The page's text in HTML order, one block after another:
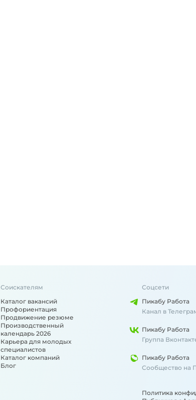
Соискателям
Каталог вакансий
Профориентация
Продвижение резюме
Производственный
календарь 2026
Карьера для молодых
специалистов
Каталог компаний
Блог
Соцсети
Пикабу Работа
Канал в
Пикабу Работа
Группа
Пикабу Работа
Сообщество на
Политика